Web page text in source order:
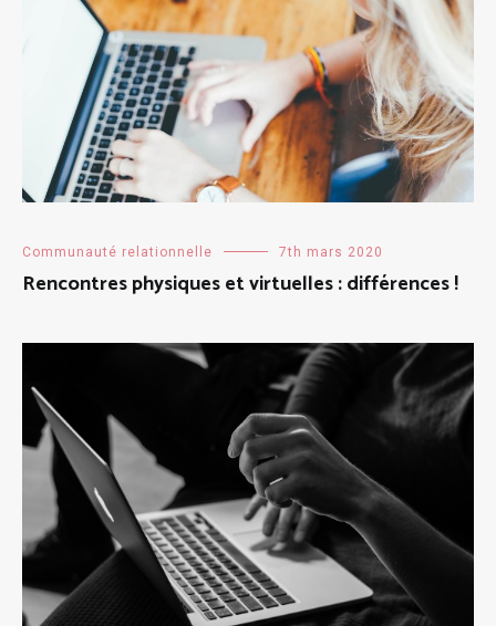
Communauté relationnelle 7th mars 2020
Rencontres physiques et virtuelles : différences !